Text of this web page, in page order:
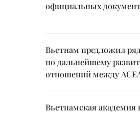
официальных
Вьетнам предложил
по дальнейшему
отношений между
Вьетнамская академия